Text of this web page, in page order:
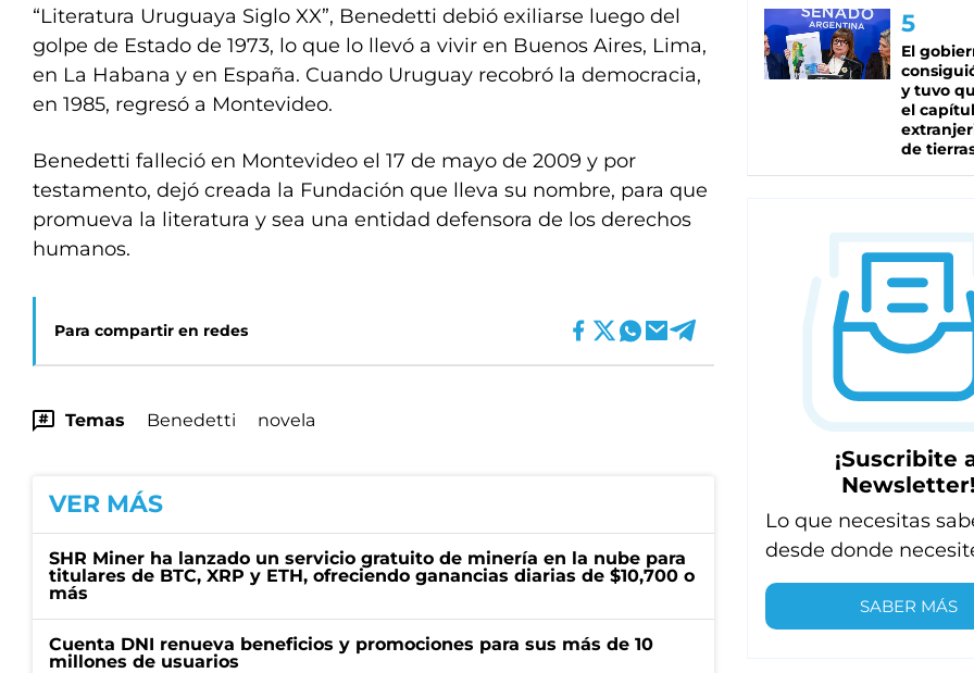
“Literatura Uruguaya Siglo XX”, Benedetti debió exiliarse luego del
golpe de Estado de 1973, lo que lo llevó a vivir en Buenos Aires, Lima,
en La Habana y en España. Cuando Uruguay recobró la democracia,
en 1985, regresó a Montevideo.
Benedetti falleció en Montevideo el 17 de mayo de 2009 y por
testamento, dejó creada la Fundación que lleva su nombre, para que
promueva la literatura y sea una entidad defensora de los derechos
humanos.
Para compartir en redes
Temas Benedetti novela
VER MÁS
SHR Miner ha lanzado un servicio gratuito de minería en la nube para
titulares de BTC, XRP y ETH, ofreciendo ganancias diarias de $10,700 o
más
Cuenta DNI renueva beneficios y promociones para sus más de 10
millones de usuarios
El
y tuvo
el
de
¡Suscribite
Newsletter!
Lo que necesitas
desde donde
SABER MÁS